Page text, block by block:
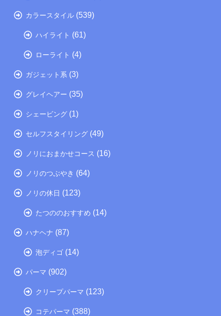
カラースタイル (539)
ハイライト (61)
ローライト (4)
ガジェット系 (3)
グレイヘアー (35)
シェービング (1)
セルフスタイリング (49)
ノリにおまかせコース (16)
ノリのつぶやき (64)
ノリの休日 (123)
たつののおすすめ (14)
ハナヘナ (87)
泡ディゴ (14)
パーマ (902)
クリープパーマ (123)
コテパーマ (388)